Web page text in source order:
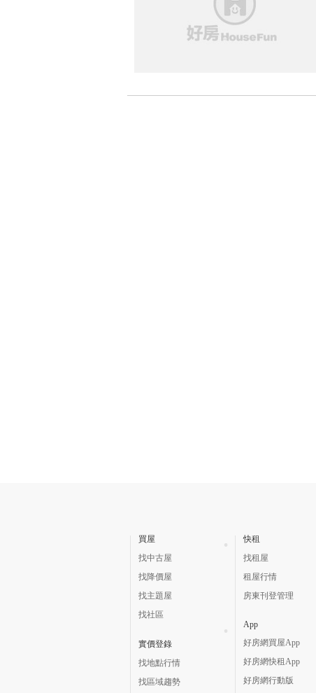
買屋
找中古屋
找降價屋
找主題屋
找社區
實價登錄
找地點行情
找區域趨勢
快租
找租屋
租屋行情
房東刊登管理
App
好房網買屋App
好房網快租App
好房網行動版